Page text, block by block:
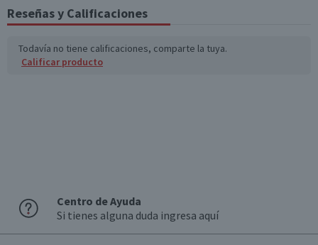
Reseñas y Calificaciones
Todavía no tiene calificaciones, comparte la tuya.
Calificar producto
Centro de Ayuda
Si tienes alguna duda ingresa aquí